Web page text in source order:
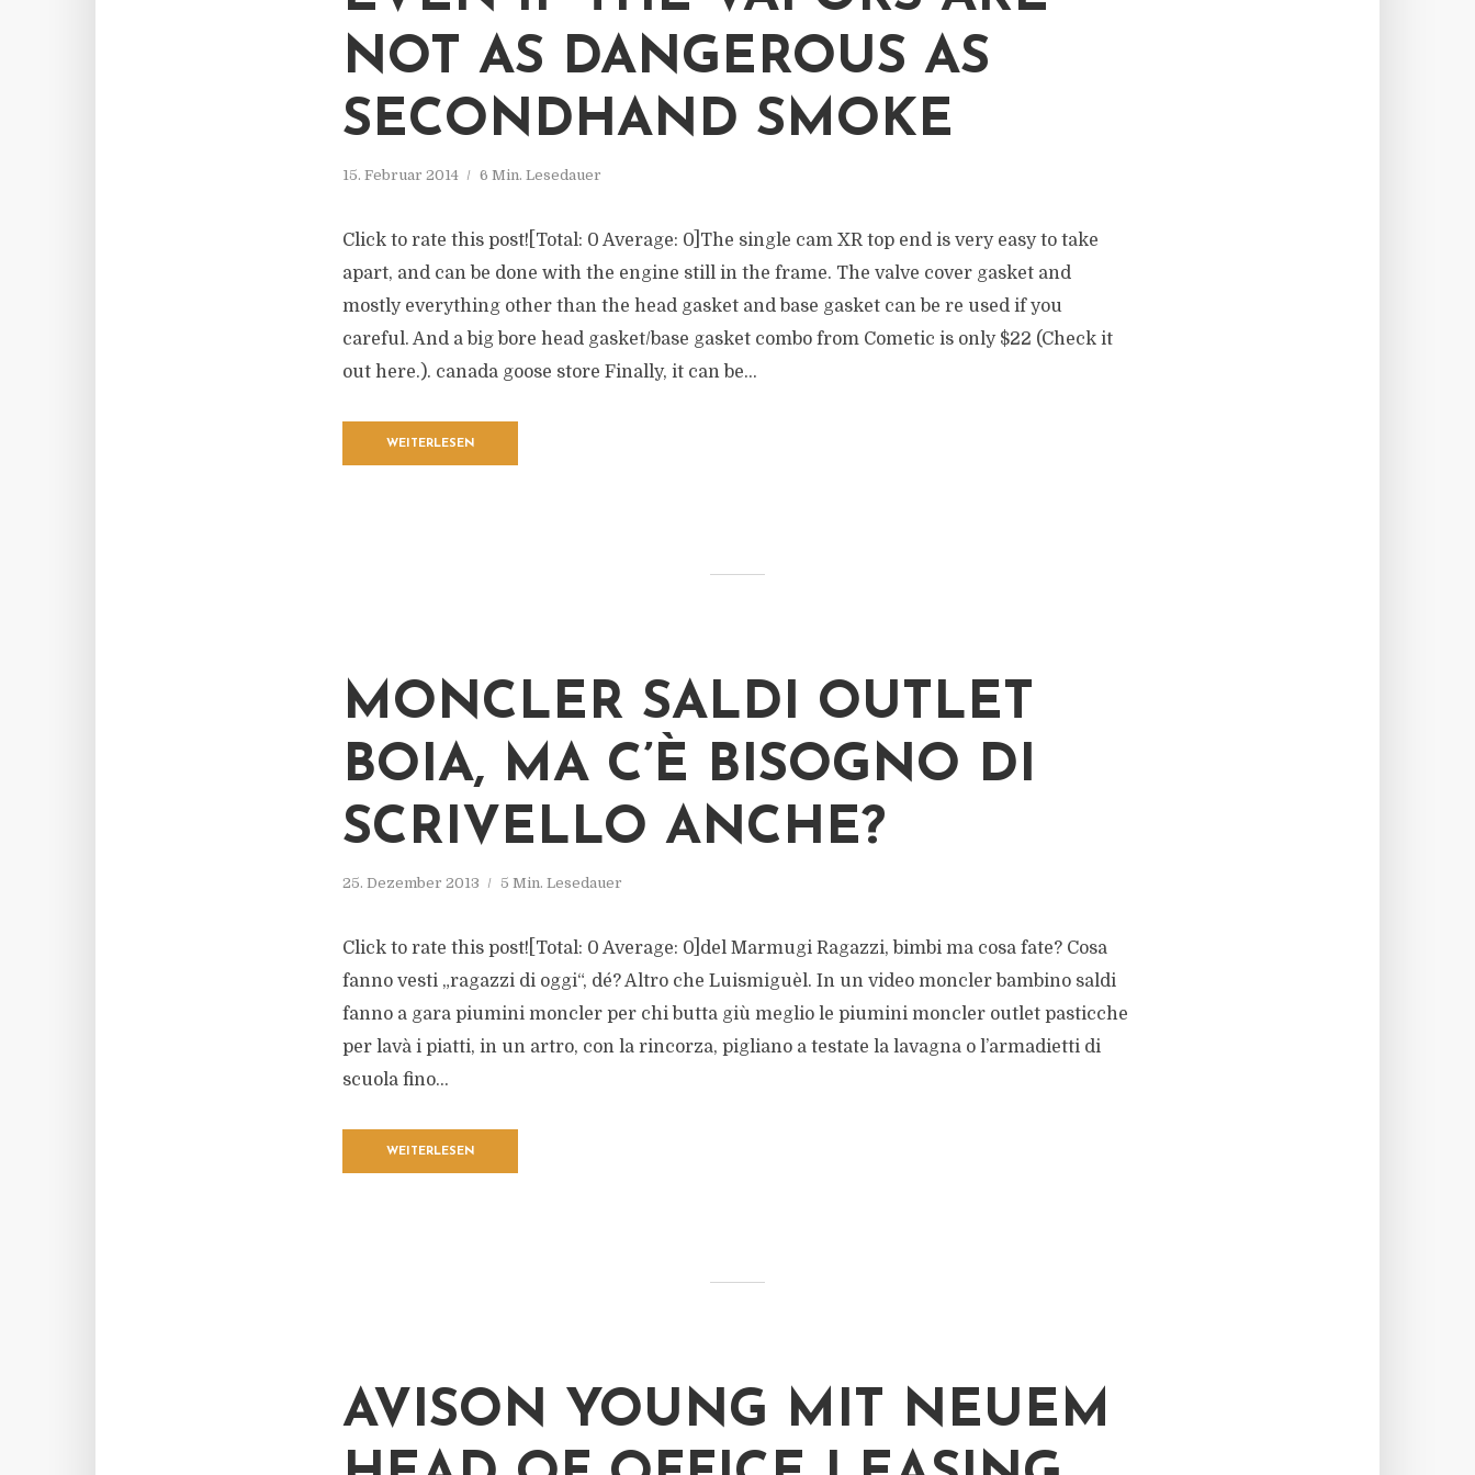
NOT AS DANGEROUS AS
SECONDHAND SMOKE
15. Februar 2014 6 Min. Lesedauer
Click to rate this post![Total: 0 Average: 0]The single cam XR top end is very easy to take
apart, and can be done with the engine still in the frame. The valve cover gasket and
mostly everything other than the head gasket and base gasket can be re used if you
careful. And a big bore head gasket/base gasket combo from Cometic is only $22 (Check it
out here.). canada goose store Finally, it can be...
WEITERLESEN
MONCLER SALDI OUTLET
BOIA, MA C’È BISOGNO DI
SCRIVELLO ANCHE?
25. Dezember 2013 5 Min. Lesedauer
Click to rate this post![Total: 0 Average: 0]del Marmugi Ragazzi, bimbi ma cosa fate? Cosa
fanno vesti „ragazzi di oggi“, dé? Altro che Luismiguèl. In un video moncler bambino saldi
fanno a gara piumini moncler per chi butta giù meglio le piumini moncler outlet pasticche
per lavà i piatti, in un artro, con la rincorza, pigliano a testate la lavagna o l’armadietti di
scuola fino...
WEITERLESEN
AVISON YOUNG MIT NEUEM